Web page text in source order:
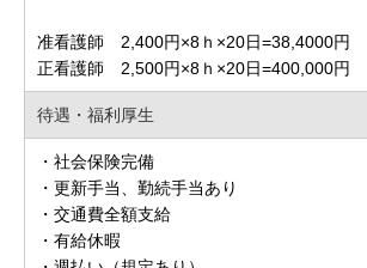
准看護師 2,400円×8ｈ×20日=38,4000円
正看護師 2,500円×8ｈ×20日=400,000円
待遇・福利厚生
・社会保険完備
・更新手当、勤続手当あり
・交通費全額支給
・有給休暇